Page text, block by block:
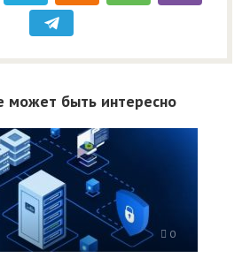
может быть интересно
0